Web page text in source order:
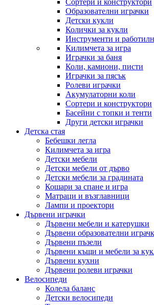
Сортери и конструктори
Образователни играчки
Детски кукли
Колички за кукли
Инструменти и
Килимчета за игра
Играчки за баня
Коли, камиони, писти
Играчки за пясък
Ролеви играчки
Акумулаторни коли
Сортери и конструктори
Басейни с топки и тенти
Други детски играчки
Детска стая
Бебешки легла
Килимчета за игра
Детски мебели
Детски мебели от дърво
Детски мебели за градината
Кошари за спане и игра
Матраци и възглавници
Лампи и проектори
Дървени играчки
Дървени мебели и катерушки
Дървени образователни
Дървени пъзели
Дървени къщи и мебели за
Дървени кухни
Дървени ролеви играчки
Велосипеди
Колела баланс
Детски велосипеди